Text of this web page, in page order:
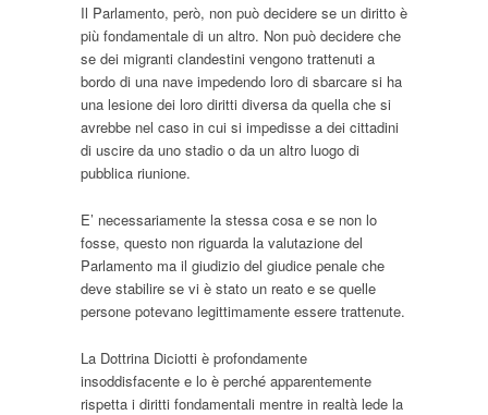
Il Parlamento, però, non può decidere se un diritto è
più fondamentale di un altro. Non può decidere che
se dei migranti clandestini vengono trattenuti a
bordo di una nave impedendo loro di sbarcare si ha
una lesione dei loro diritti diversa da quella che si
avrebbe nel caso in cui si impedisse a dei cittadini
di uscire da uno stadio o da un altro luogo di
pubblica riunione.
E’ necessariamente la stessa cosa e se non lo
fosse, questo non riguarda la valutazione del
Parlamento ma il giudizio del giudice penale che
deve stabilire se vi è stato un reato e se quelle
persone potevano legittimamente essere trattenute.
La Dottrina Diciotti è profondamente
insoddisfacente e lo è perché apparentemente
rispetta i diritti fondamentali mentre in realtà lede la